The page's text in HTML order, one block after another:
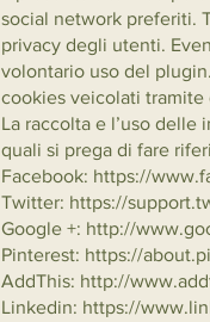
social network preferiti.
privacy degli utenti.
volontario uso del
cookies veicolati tramite
La raccolta e l’uso
quali si prega di fare
Facebook: https://
Twitter: https://
Google +: http://
Pinterest: https://
AddThis: http://
Linkedin: https://